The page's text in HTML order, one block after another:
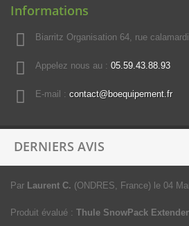
Informations
Biarritz Organisation 64, rue
Appelez nous au : 05.59.43.88.93
E-mail : contact@boequipement.fr
DERNIERS AVIS
Par Laurent C. (ONDRES, France) le 04
Produit évalué : Thule SnowPack Extender